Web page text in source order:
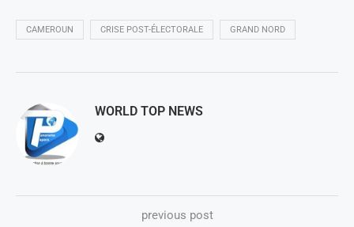
CAMEROUN CRISE POST-ÉLECTORALE GRAND NORD
WORLD TOP NEWS
previous post